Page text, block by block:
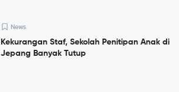
News
Kekurangan Staf, Sekolah Penitipan Anak di
Jepang Banyak Tutup